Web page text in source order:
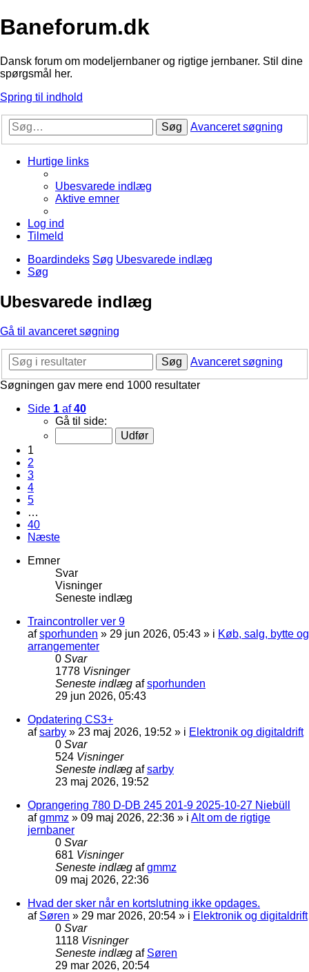
Baneforum.dk
Dansk forum om modeljernbaner og rigtige jernbaner. Stil dine
spørgsmål her.
Spring til indhold
Søg Avanceret søgning
Hurtige links
Ubesvarede indlæg
Aktive emner
Log ind
Tilmeld
Boardindeks Søg Ubesvarede indlæg
Søg
Ubesvarede indlæg
Gå til avanceret søgning
Søg
Avanceret søgning
Søgningen gav mere end 1000 resultater
Side 1 af40
Gå til side:
1
2
3
4
5
…
40
Næste
Emner
Svar
Visninger
Seneste indlæg
Traincontroller ver 9
afsporhunden » 29 jun 2026, 05:43 » i Køb, salg, bytte og
arrangementer
0 Svar
1778 Visninger
Seneste indlæg afsporhunden
29 jun 2026, 05:43
Opdatering CS3+
afsarby » 23 maj 2026, 19:52 » i Elektronik og digitaldrift
0 Svar
524 Visninger
Seneste indlæg afsarby
23 maj 2026, 19:52
Oprangering 780 D-DB 245 201-9 2025-10-27 Niebüll
afgmmz » 09 maj 2026, 22:36 » i Alt om de rigtige
jernbaner
0 Svar
681 Visninger
Seneste indlæg afgmmz
09 maj 2026, 22:36
Hvad der sker når en kortslutning ikke opdages.
af Søren » 29 mar 2026, 20:54 » i Elektronik og digitaldrift
0 Svar
1118 Visninger
Seneste indlæg af Søren
29 mar 2026, 20:54